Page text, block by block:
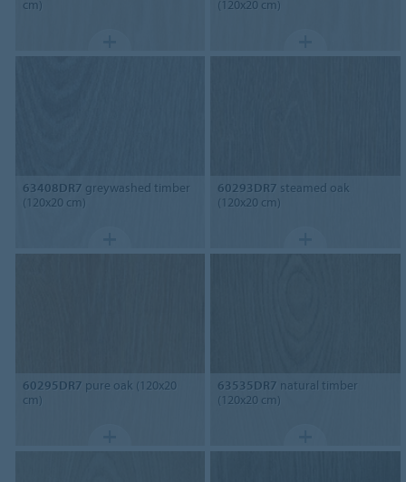
cm)
(120x20 cm)
63408DR7 greywashed timber
(120x20 cm)
60293DR7 steamed oak
(120x20 cm)
60295DR7 pure oak (120x20
cm)
63535DR7 natural timber
(120x20 cm)